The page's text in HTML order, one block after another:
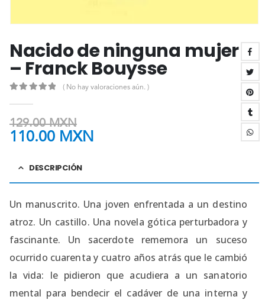
Nacido de ninguna mujer
– Franck Bouysse
( No hay valoraciones aún. )
129.00MXN
110.00 MXN
DESCRIPCIÓN
Un manuscrito. Una joven enfrentada a un destino
atroz. Un castillo. Una novela gótica perturbadora y
fascinante. Un sacerdote rememora un suceso
ocurrido cuarenta y cuatro años atrás que le cambió
la vida: le pidieron que acudiera a un sanatorio
mental para bendecir el cadáver de una interna y